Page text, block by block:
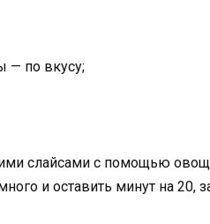
— по вкусу;
слайсами с помощью
и оставить минут на 20,